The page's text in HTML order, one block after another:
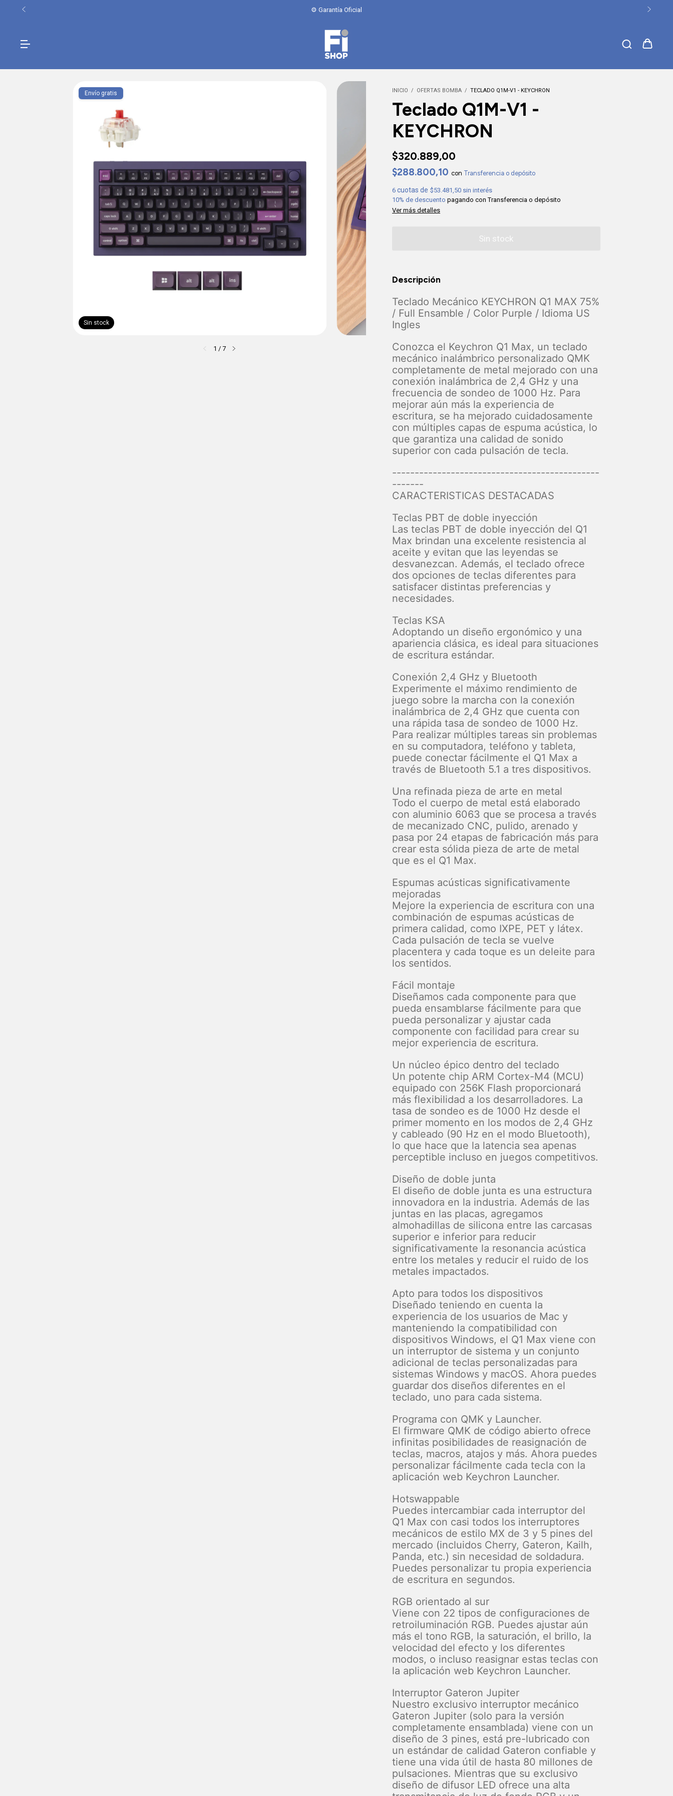
⚙️ Garantía Oficial 💳 6 cuotas sin
Sin stock
Envío gratis
1 / 7
INICIO / OFERTAS BOMBA / TECLADO Q1M-V1 - KEYCHRON
Teclado Q1M-V1 -
KEYCHRON
$320.889,00
$288.800,10 con Transferencia o depósito
6 $53.481,50 sin interés
10% de descuento pagando con Transferencia o depósito
Ver más detalles
Descripción
Teclado Mecánico KEYCHRON Q1 MAX 75%
/ Full Ensamble / Color Purple / Idioma US
Ingles
Conozca el Keychron Q1 Max, un teclado
mecánico inalámbrico personalizado QMK
completamente de metal mejorado con una
conexión inalámbrica de 2,4 GHz y una
frecuencia de sondeo de 1000 Hz. Para
mejorar aún más la experiencia de
escritura, se ha mejorado cuidadosamente
con múltiples capas de espuma acústica, lo
que garantiza una calidad de sonido
superior con cada pulsación de tecla.
----------------------------------------------
-------
CARACTERISTICAS DESTACADAS
Teclas PBT de doble inyección
Las teclas PBT de doble inyección del Q1
Max brindan una excelente resistencia al
aceite y evitan que las leyendas se
desvanezcan. Además, el teclado ofrece
dos opciones de teclas diferentes para
satisfacer distintas preferencias y
necesidades.
Teclas KSA
Adoptando un diseño ergonómico y una
apariencia clásica, es ideal para situaciones
de escritura estándar.
Conexión 2,4 GHz y Bluetooth
Experimente el máximo rendimiento de
juego sobre la marcha con la conexión
inalámbrica de 2,4 GHz que cuenta con
una rápida tasa de sondeo de 1000 Hz.
Para realizar múltiples tareas sin problemas
en su computadora, teléfono y tableta,
puede conectar fácilmente el Q1 Max a
través de Bluetooth 5.1 a tres dispositivos.
Una refinada pieza de arte en metal
Todo el cuerpo de metal está elaborado
con aluminio 6063 que se procesa a través
de mecanizado CNC, pulido, arenado y
pasa por 24 etapas de fabricación más para
crear esta sólida pieza de arte de metal
que es el Q1 Max.
Espumas acústicas significativamente
mejoradas
Mejore la experiencia de escritura con una
combinación de espumas acústicas de
primera calidad, como IXPE, PET y látex.
Cada pulsación de tecla se vuelve
placentera y cada toque es un deleite para
los sentidos.
Fácil montaje
Diseñamos cada componente para que
pueda ensamblarse fácilmente para que
pueda personalizar y ajustar cada
componente con facilidad para crear su
mejor experiencia de escritura.
Un núcleo épico dentro del teclado
Un potente chip ARM Cortex-M4 (MCU)
equipado con 256K Flash proporcionará
más flexibilidad a los desarrolladores. La
tasa de sondeo es de 1000 Hz desde el
primer momento en los modos de 2,4 GHz
y cableado (90 Hz en el modo Bluetooth),
lo que hace que la latencia sea apenas
perceptible incluso en juegos competitivos.
Diseño de doble junta
El diseño de doble junta es una estructura
innovadora en la industria. Además de las
juntas en las placas, agregamos
almohadillas de silicona entre las carcasas
superior e inferior para reducir
significativamente la resonancia acústica
entre los metales y reducir el ruido de los
metales impactados.
Apto para todos los dispositivos
Diseñado teniendo en cuenta la
experiencia de los usuarios de Mac y
manteniendo la compatibilidad con
dispositivos Windows, el Q1 Max viene con
un interruptor de sistema y un conjunto
adicional de teclas personalizadas para
sistemas Windows y macOS. Ahora puedes
guardar dos diseños diferentes en el
teclado, uno para cada sistema.
Programa con QMK y Launcher.
El firmware QMK de código abierto ofrece
infinitas posibilidades de reasignación de
teclas, macros, atajos y más. Ahora puedes
personalizar fácilmente cada tecla con la
aplicación web Keychron Launcher.
Hotswappable
Puedes intercambiar cada interruptor del
Q1 Max con casi todos los interruptores
mecánicos de estilo MX de 3 y 5 pines del
mercado (incluidos Cherry, Gateron, Kailh,
Panda, etc.) sin necesidad de soldadura.
Puedes personalizar tu propia experiencia
de escritura en segundos.
RGB orientado al sur
Viene con 22 tipos de configuraciones de
retroiluminación RGB. Puedes ajustar aún
más el tono RGB, la saturación, el brillo, la
velocidad del efecto y los diferentes
modos, o incluso reasignar estas teclas con
la aplicación web Keychron Launcher.
Interruptor Gateron Jupiter
Nuestro exclusivo interruptor mecánico
Gateron Jupiter (solo para la versión
completamente ensamblada) viene con un
diseño de 3 pines, está pre-lubricado con
un estándar de calidad Gateron confiable y
tiene una vida útil de hasta 80 millones de
pulsaciones. Mientras que su exclusivo
diseño de difusor LED ofrece una alta